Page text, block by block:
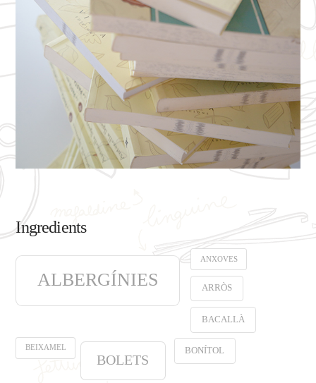
Ingredients
ALBERGÍNIES
ANXOVES
ARRÒS
BACALLÀ
BEIXAMEL
BOLETS
BONÍTOL